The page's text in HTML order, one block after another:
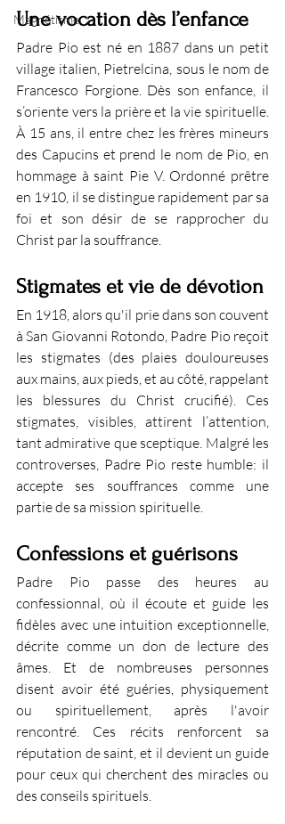
Magnétisme
Une vocation dès l’enfance
Padre Pio est né en 1887 dans un petit
village italien, Pietrelcina, sous le nom de
Francesco Forgione. Dès son enfance, il
s’oriente vers la prière et la vie spirituelle.
À 15 ans, il entre chez les frères mineurs
des Capucins et prend le nom de Pio, en
hommage à saint Pie V. Ordonné prêtre
en 1910, il se distingue rapidement par sa
foi et son désir de se rapprocher du
Christ par la souffrance.
Stigmates et vie de dévotion
En 1918, alors qu'il prie dans son couvent
à San Giovanni Rotondo, Padre Pio reçoit
les stigmates (des plaies douloureuses
aux mains, aux pieds, et au côté, rappelant
les blessures du Christ crucifié). Ces
stigmates, visibles, attirent l’attention,
tant admirative que sceptique. Malgré les
controverses, Padre Pio reste humble: il
accepte ses souffrances comme une
partie de sa mission spirituelle.
Confessions et guérisons
Padre Pio passe des heures au
confessionnal, où il écoute et guide les
fidèles avec une intuition exceptionnelle,
décrite comme un don de lecture des
âmes. Et de nombreuses personnes
disent avoir été guéries, physiquement
ou spirituellement, après l'avoir
rencontré. Ces récits renforcent sa
réputation de saint, et il devient un guide
pour ceux qui cherchent des miracles ou
des conseils spirituels.